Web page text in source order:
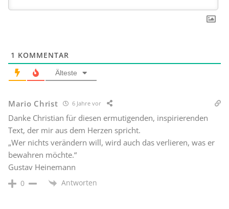
1 KOMMENTAR
Älteste
Mario Christ 6 Jahre vor
Danke Christian für diesen ermutigenden, inspirierenden
Text, der mir aus dem Herzen spricht.
„Wer nichts verändern will, wird auch das verlieren, was er
bewahren möchte.“
Gustav Heinemann
0 Antworten